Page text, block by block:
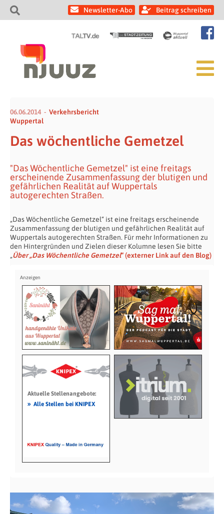
Newsletter-Abo Beitrag schreiben
06.06.2014
Verkehrsbericht
Wuppertal
Das wöchentliche Gemetzel
"Das Wöchentliche Gemetzel" ist eine freitags
erscheinende Zusammenfassung der blutigen und
gefährlichen Realität auf Wuppertals
autogerechten Straßen.
„Das Wöchentliche Gemetzel“ ist eine freitags erscheinende
Zusammenfassungder blutigen und gefährlichen Realität auf
Wuppertals autogerechten Straßen. Für mehr Informationen zu
den Hintergründen und Zielen dieser Kolumne lesen Sie bitte
„Über „Das Wöchentliche Gemetzel“ (externer Link auf den Blog)
Aktuelle Stellenangebote:
» Alle Stellen bei KNIPEX